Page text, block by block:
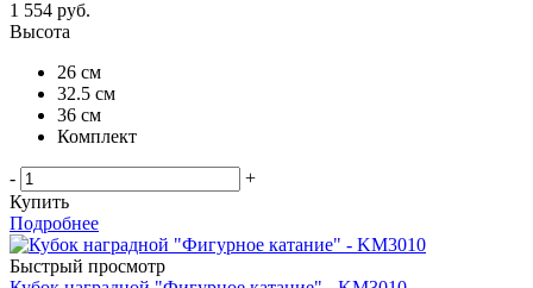
1 554 руб.
Высота
26 см
32.5 см
36 см
Комплект
-
+
Купить
Подробнее
Быстрый просмотр